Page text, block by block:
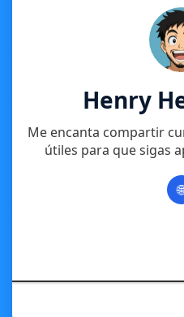
Henry
Me encanta compartir
útiles para que sigas